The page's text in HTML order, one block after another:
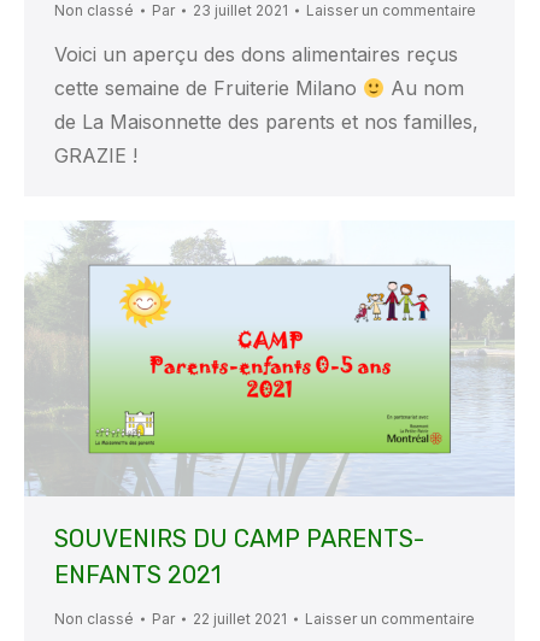
Non classé Par 23 juillet 2021 Laisser un commentaire
Voici un aperçu des dons alimentaires reçus
cette semaine de Fruiterie Milano
Au nom
de La Maisonnette des parents et nos familles,
GRAZIE !
SOUVENIRS DU CAMP PARENTS-
ENFANTS 2021
Non classé Par 22 juillet 2021 Laisser un commentaire